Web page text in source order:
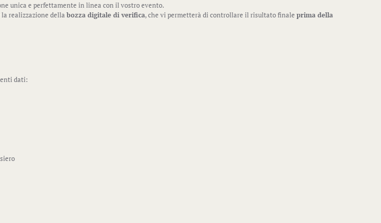
unica e perfettamente in linea con il vostro evento.
realizzazione della bozza digitale di verifica, che vi permetterà di controllare il risultato finale prima della
dati: